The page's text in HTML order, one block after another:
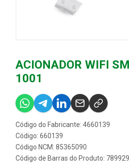
ACIONADOR WIFI
1001
Código do Fabricante: 4660139
Código: 660139
Código NCM: 85365090
Código de Barras do Produto: